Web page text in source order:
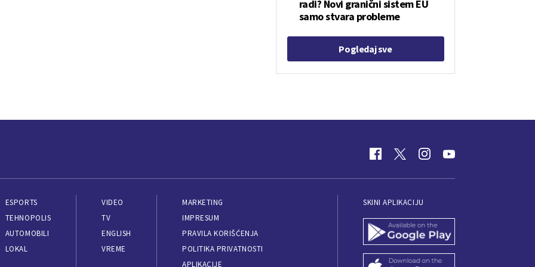
radi? Novi granični sistem EU
samo stvara probleme
Pogledaj sve
ESPORTS
TEHNOPOLIS
AUTOMOBILI
LOKAL
VIDEO
TV
ENGLISH
VREME
MARKETING
IMPRESUM
PRAVILA KORIŠĆENJA
POLITIKA PRIVATNOSTI
APLIKACIJE
SKINI APLIKACIJU